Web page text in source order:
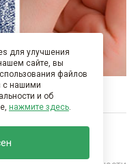
больница с
защищены 2026 г.
для улучшения
сайте, вы
файлов
с нашими
и об
нажмите здесь.